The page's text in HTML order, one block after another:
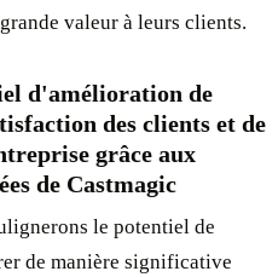
valeur à leurs clients.
d'amélioration de
des clients et de
grâce aux
de Castmagic
le potentiel de
de manière significative